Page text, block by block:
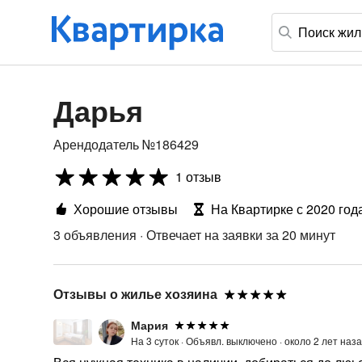
Дарья
Арендодатель №186429
1 отзыв
Хорошие отзывы
На Квартирке с 2020
3 объявления · Отвечает на заявки за 20 минут
Отзывы о жилье хозяина
Мария
На 3 суток ·Объявл. выключено ·около 2 лет